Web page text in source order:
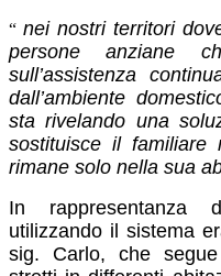
“ nei nostri territori
persone anziane
sull’assistenza
dall’ambiente
sta rivelando una
sostituisce il familiare
rimane solo nella sua
In rappresentanza
utilizzando il sistema
sig. Carlo, che